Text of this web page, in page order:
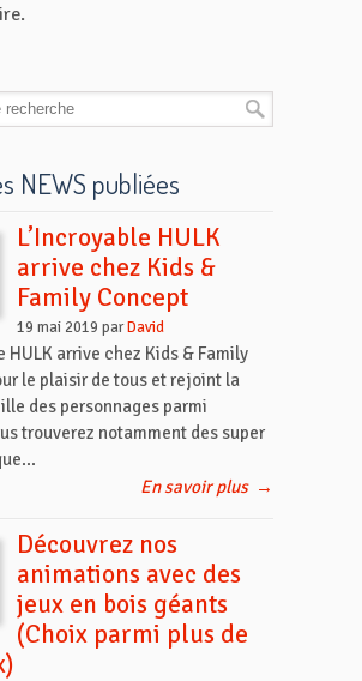
NEWS publiées
L’Incroyable HULK
arrive chez Kids &
Family Concept
19 mai 2019 parDavid
HULK arrive chez Kids & Family
le plaisir de tous et rejoint la
des personnages parmi
trouverez notamment des super
En savoir plus →
Découvrez nos
animations avec des
jeux en bois géants
(Choix parmi plus de